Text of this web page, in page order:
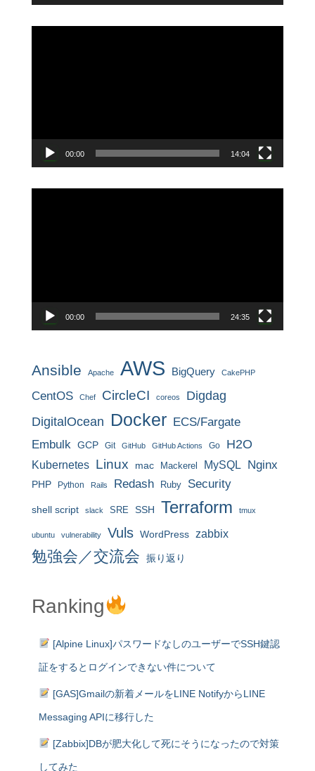
00:00 14:04
00:00 24:35
Ansible Apache AWS BigQuery CakePHP
CentOS Chef CircleCI coreos
Digdag
DigitalOcean Docker ECS/Fargate
Embulk GCP Git GitHub GitHub Actions Go H2O
Kubernetes Linux mac Mackerel MySQL Nginx
PHP Python Rails Redash Ruby Security
shell script slack SRE SSH Terraform tmux
ubuntu vulnerability Vuls WordPress zabbix
勉強会／交流会 振り返り
Ranking
[Alpine Linux]パスワードなしのユーザーでSSH鍵認
証をするとログインできない件について
[GAS]Gmailの新着メールをLINE NotifyからLINE
Messaging APIに移行した
[Zabbix]DBが肥大化して死にそうになったので対策
してみた